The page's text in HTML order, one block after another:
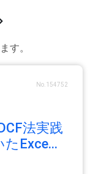
す。
No.154752
法実践
Exce...